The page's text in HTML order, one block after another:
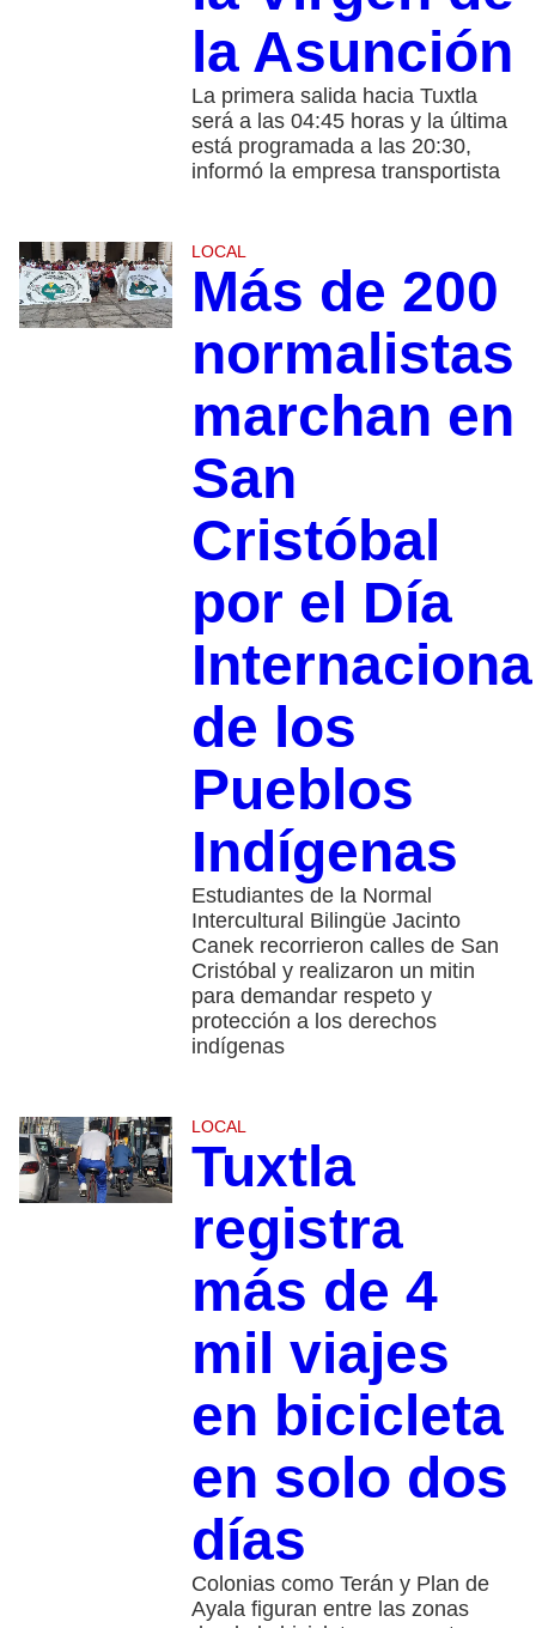
la Asunción
La primera salida hacia Tuxtla
será a las 04:45 horas y la última
está programada a las 20:30,
informó la empresa transportista
LOCAL
Más de 200
normalistas
marchan en
San
Cristóbal
por el Día
de los
Pueblos
Indígenas
Estudiantes de la Normal
Intercultural Bilingüe Jacinto
Canek recorrieron calles de San
Cristóbal y realizaron un mitin
para demandar respeto y
protección a los derechos
indígenas
LOCAL
Tuxtla
registra
más de 4
mil viajes
en bicicleta
en solo dos
días
Colonias como Terán y Plan de
Ayala figuran entre las zonas